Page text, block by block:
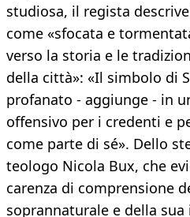
studiosa, il regista
come «sfocata e
verso la storia e le
della città»: «Il simbolo di
profanato - aggiunge - in
offensivo per i credenti e
come parte di sé». Dello
teologo Nicola Bux, che
carenza di comprensione
soprannaturale e della